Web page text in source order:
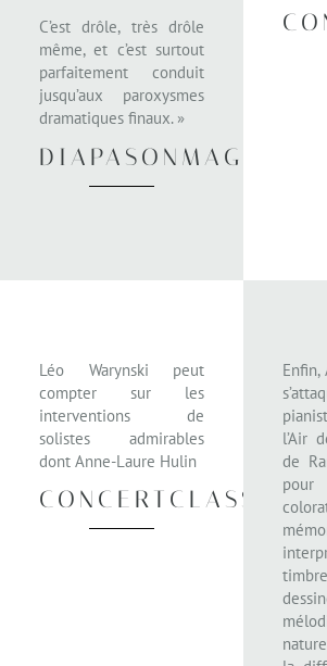
DIAPASONMAG
C’est drôle, très drôle
même, et c’est surtout
parfaitement conduit
jusqu’aux paroxysmes
dramatiques finaux. »
CONCERTCLASSIC
Léo Warynski peut
compter sur les
interventions de
solistes admirables
dont Anne-Laure Hulin
Enfin,
l’Air
de